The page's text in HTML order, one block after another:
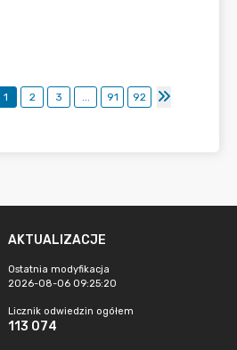
1 2 3 ... 91 92
AKTUALIZACJE
Ostatnia modyfikacja
2026-08-06 09:25:20
Licznik odwiedzin ogółem
113 074